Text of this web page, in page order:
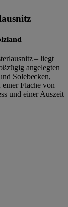
– liegt
angelegten
Solebecken,
einer Fläche von
und einer Auszeit